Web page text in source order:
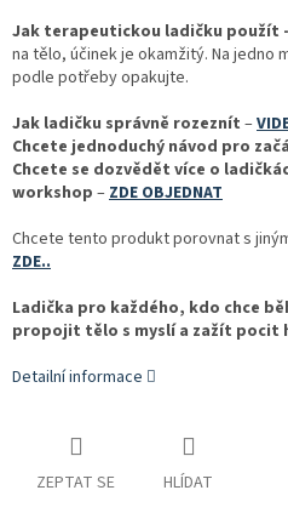
Jak terapeutickou ladičku použít -
na tělo, účinek je okamžitý. Na jedno
podle potřeby opakujte.
Jak ladičku správně rozeznít –
Chcete jednoduchý návod pro
Chcete se dozvědět více o
workshop –ZDE OBJEDNAT
Chcete tento produkt porovnat s
ZDE..
Ladička pro každého, kdo chce
propojit tělo s myslí a zažít pocit
Detailní informace
ZEPTAT SE HLÍDAT